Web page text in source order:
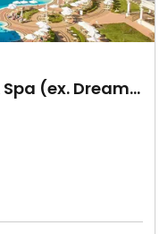
Alua Sunny Beach Resort & Spa (ex. Dreams Sunny Beach Resort & Spa)